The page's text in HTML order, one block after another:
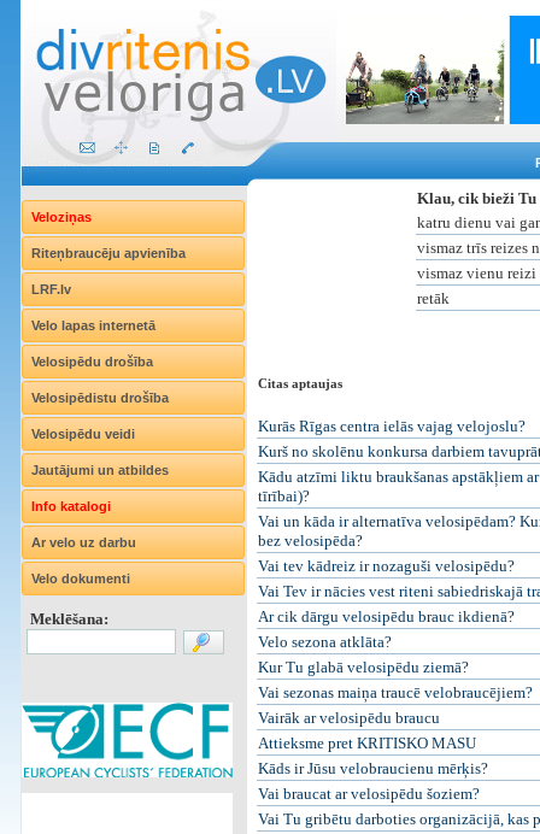
Veloziņas
Riteņbraucēju apvienība
LRF.lv
Velo lapas internetā
Velosipēdu drošība
Velosipēdistu drošība
Velosipēdu veidi
Jautājumi un atbildes
Info katalogi
Ar velo uz darbu
Velo dokumenti
Meklēšana:
Klau, cik bieži
katru dienu vai
vismaz trīs reizes
vismaz vienu reizi
retāk
Citas aptaujas
Kurās Rīgas centra ielās vajag velojoslu?
Kurš no skolēnu konkursa darbiem
Kādu atzīmi liktu braukšanas apstākļiem
tīrībai)?
Vai un kāda ir alternatīva velosipēdam?
bez velosipēda?
Vai tev kādreiz ir nozaguši velosipēdu?
Vai Tev ir nācies vest riteni sabiedriskajā
Ar cik dārgu velosipēdu brauc ikdienā?
Velo sezona atklāta?
Kur Tu glabā velosipēdu ziemā?
Vai sezonas maiņa traucē velobraucējiem?
Vairāk ar velosipēdu braucu
Attieksme pret KRITISKO MASU
Kāds ir Jūsu velobraucienu mērķis?
Vai braucat ar velosipēdu šoziem?
Vai Tu gribētu darboties organizācijā, kas